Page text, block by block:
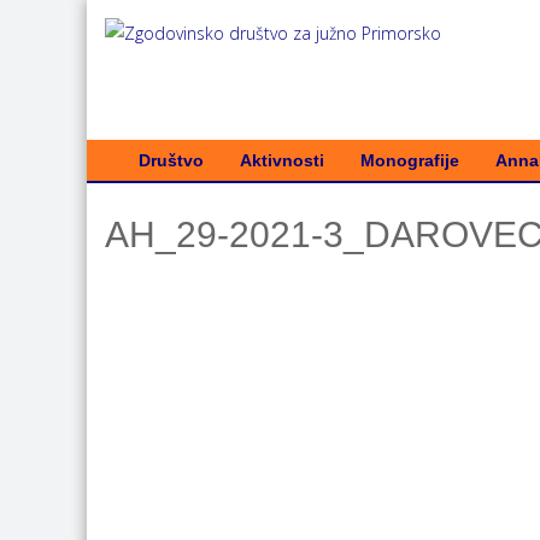
Društvo Aktivnosti Monografije
AH_29-2021-